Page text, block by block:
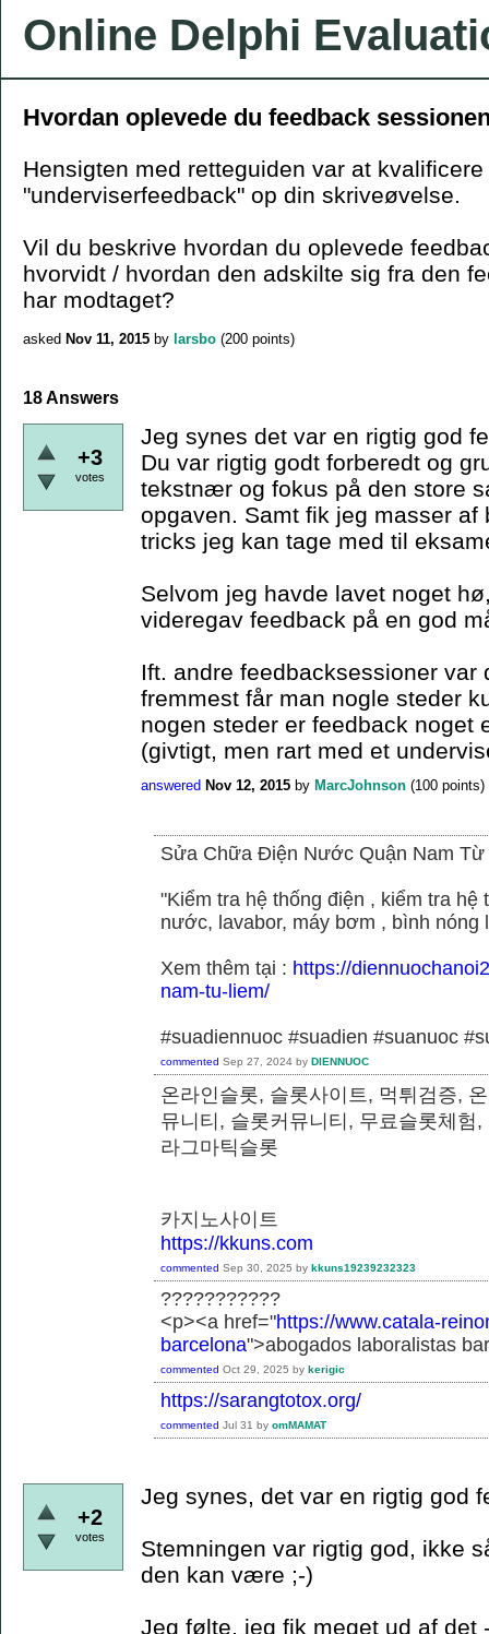
Online Delphi
Hvordan oplevede du feedback
Hensigten med retteguiden var at kvalificere
"underviserfeedback" op din skriveøvelse.
Vil du beskrive hvordan du oplevede
hvorvidt / hvordan den adskilte sig fra den
har modtaget?
asked Nov 11, 2015 by larsbo (200 points)
18 Answers
+3
votes
Jeg synes det var en rigtig god
Du var rigtig godt forberedt og
tekstnær og fokus på den store
opgaven. Samt fik jeg masser af
tricks jeg kan tage med til
Selvom jeg havde lavet noget
videregav feedback på en god
Ift. andre feedbacksessioner
fremmest får man nogle steder
nogen steder er feedback noget
(givtigt, men rart med et
answered Nov 12, 2015 by MarcJohnson (100 points)
Sửa Chữa Điện Nước Quận Nam Từ
"Kiểm tra hệ thống điện , kiểm tra
nước, lavabor, máy bơm , bình nóng
Xem thêm tại : https://
nam-tu-liem/
#suadiennuoc #suadien #suanuoc
commented Sep 27, 2024 by DIENNUOC
온라인슬롯, 슬롯사이트, 먹튀검증,
뮤니티, 슬롯커뮤니티, 무료슬롯체험
라그마틱슬롯
카지노사이트
https://kkuns.com
commented Sep 30, 2025 by kkuns19239232323
???????????
<p><a href="https://www.catala-
barcelona">abogados laboralistas
commented Oct 29, 2025 by kerigic
https://sarangtotox.org/
commented Jul 31 by omMAMAT
+2
votes
Jeg synes, det var en rigtig god
Stemningen var rigtig god, ikke
den kan være ;-)
Jeg følte, jeg fik meget ud af det